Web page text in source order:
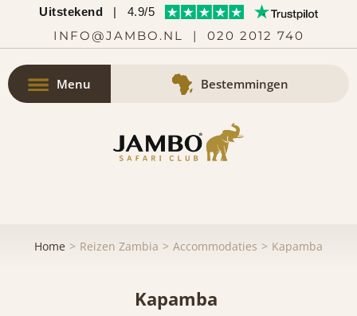
Uitstekend | 4.9/5
INFO@JAMBO.NL | 020 2012 740
Menu Bestemmingen
Home Reizen Zambia Accommodaties Kapamba
Kapamba